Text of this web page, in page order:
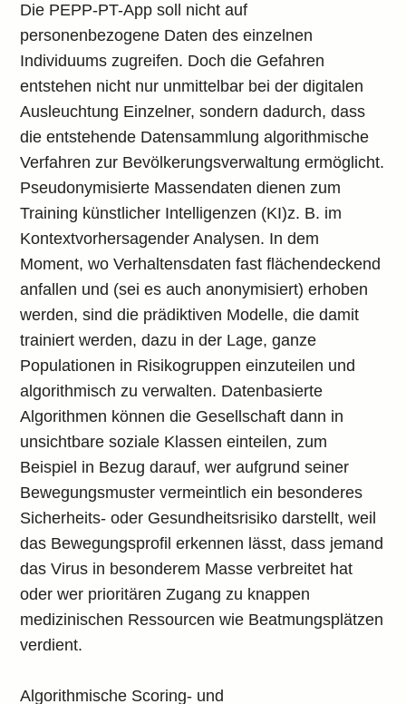
Die PEPP-PT-App soll nicht auf
personenbezogene Daten des einzelnen
Individuums zugreifen. Doch die Gefahren
entstehen nicht nur unmittelbar bei der digitalen
Ausleuchtung Einzelner, sondern dadurch, dass
die entstehende Datensammlung algorithmische
Verfahren zur Bevölkerungsverwaltung ermöglicht.
Pseudonymisierte Massendaten dienen zum
Training künstlicher Intelligenzen (KI)z. B. im
Kontextvorhersagender Analysen. In dem
Moment, wo Verhaltensdaten fast flächendeckend
anfallen und (sei es auch anonymisiert) erhoben
werden, sind die prädiktiven Modelle, die damit
trainiert werden, dazu in der Lage, ganze
Populationen in Risikogruppen einzuteilen und
algorithmisch zu verwalten. Datenbasierte
Algorithmen können die Gesellschaft dann in
unsichtbare soziale Klassen einteilen, zum
Beispiel in Bezug darauf, wer aufgrund seiner
Bewegungsmuster vermeintlich ein besonderes
Sicherheits- oder Gesundheitsrisiko darstellt, weil
das Bewegungsprofil erkennen lässt, dass jemand
das Virus in besonderem Masse verbreitet hat
oder wer prioritären Zugang zu knappen
medizinischen Ressourcen wie Beatmungsplätzen
verdient.
Algorithmische Scoring- und